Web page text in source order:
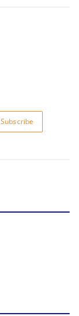
Subscribe